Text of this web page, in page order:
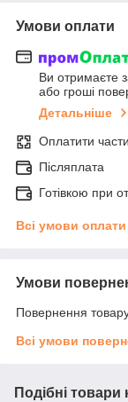
Умови оплати
Ви отримаєте
або гроші
Детальніше
Оплатити
Післяплата
Готівкою при
Всі умови оплати
Умови
Повернення
Всі умови
Подібні товари